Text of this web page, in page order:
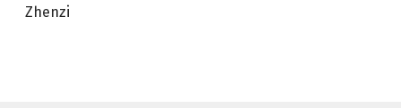
Zhenzi